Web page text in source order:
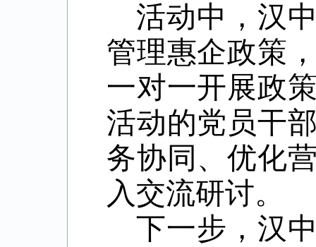
活动中， 汉
管理惠企政策
一对一开展政
活动的党员干
务协同、优化
入交流研讨。
下一步，汉